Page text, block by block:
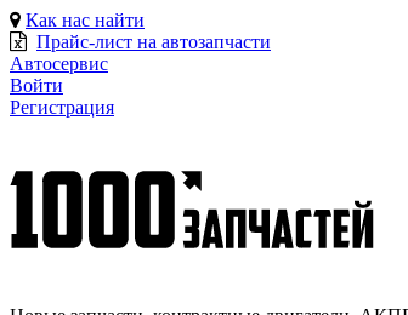
Как нас найти
Прайс-лист на автозапчасти
Автосервис
Войти
Регистрация